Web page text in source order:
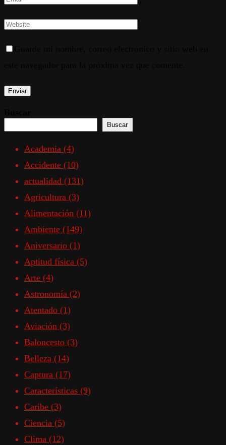
Buscar
Academia (4)
Accidente (10)
actualidad (131)
Agricultura (3)
Alimentación (11)
Ambiente (149)
Aniversario (1)
Aptitud física (5)
Arte (4)
Astronomía (2)
Atentado (1)
Aviación (3)
Baloncesto (3)
Belleza (14)
Captura (17)
Características (9)
Caribe (3)
Ciencia (5)
Clima (12)